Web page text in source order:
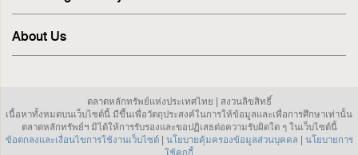
Innovation
Sustainability Disclosure & Reporting
Investor Relations
Sustainability Index
Sustainability Awards
IR Awards
About Us
ตลาดหลักทรัพย์แห่งประเทศไทย | สงวนลิขสิทธิ์
เนื้อหาทั้งหมดบนเว็บไซต์นี้ มีขึ้นเพื่อวัตถุประสงค์ในการให้ข้อมูลและเพื่อการศึกษาเท่านั้น
ตลาดหลักทรัพย์ฯ มิได้ให้การรับรองและขอปฏิเสธต่อความรับผิดใด ๆ ในเว็บไซต์นี้
ข้อตกลงและเงื่อนไขการใช้งานเว็บไซต์| นโยบายคุ้มครองข้อมูลส่วนบุคคล
นโยบายการ
ใช้คุกกี้